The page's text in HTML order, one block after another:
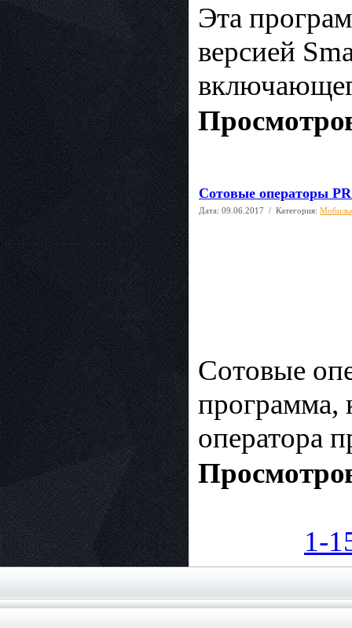
Эта
версией
Сотовые операторы
Дата: 09.06.2017 / Категория:
Сотовые
программа,
оператора
1-